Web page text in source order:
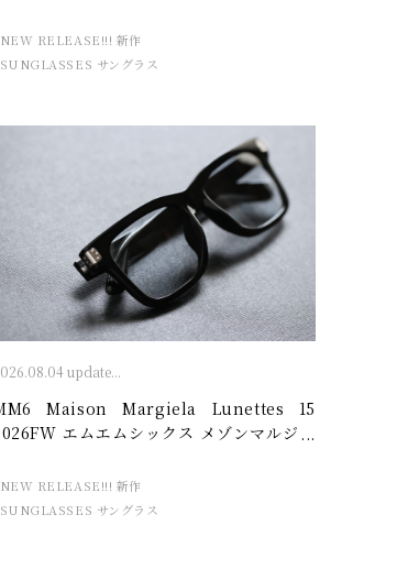
RELEASE!!! 新作
サングラス
update...
Maison Margiela Lunettes 15
エムエムシックス メゾンマルジェ
RELEASE!!! 新作
サングラス